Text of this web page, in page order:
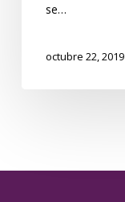
se…
octubre 22, 2019